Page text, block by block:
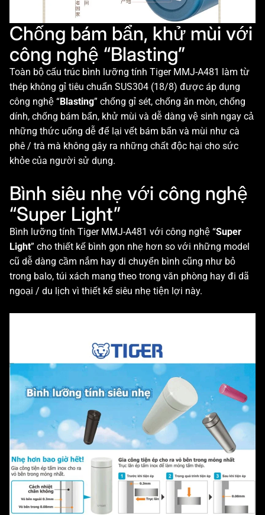
Chống bám bẩn, khử mùi với
công nghệ “Blasting”
Toàn bộ cấu trúc bình lưỡng tính Tiger MMJ-A481 làm từ
thép không gỉ tiêu chuẩn SUS304 (18/8) được áp dụng
công nghệ “Blasting” chống gỉ sét, chống ăn mòn, chống
dính, chống bám bẩn, khử mùi và dễ dàng vệ sinh ngay cả
những thức uống dễ để lại vết bám bẩn và mùi như cà
phê / trà mà không gây ra những chất độc hại cho sức
khỏe của người sử dụng.
Bình siêu nhẹ với công nghệ
“Super Light”
Bình lưỡng tính Tiger MMJ-A481 với công nghệ “Super
Light” cho thiết kế bình gọn nhẹ hơn so với những model
cũ dễ dàng cầm nắm hay di chuyển bình cũng như bỏ
trong balo, túi xách mang theo trong văn phòng hay đi dã
ngoại / du lịch vì thiết kế siêu nhẹ tiện lợi này.